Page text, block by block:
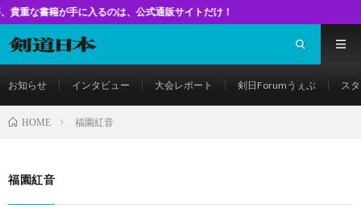
手に入るのは、公式通販サイトだけ！
お知らせ インタビュー 大会レポート 剣日Forumうぇぶ ス
HOME 福園紅音
福園紅音